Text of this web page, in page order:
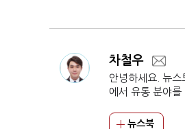
차철우
안녕하세요. 뉴
에서 유통 분야를
뉴스북